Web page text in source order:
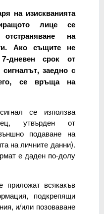
на изискванията
лице се
на
Ако същите не
дневен срок от
заедно с
се връща на
се използва
утвърден от
подаване на
на личните данни).
е даден по-долу
приложат всякакъв
подкрепящи
и/или позоваване